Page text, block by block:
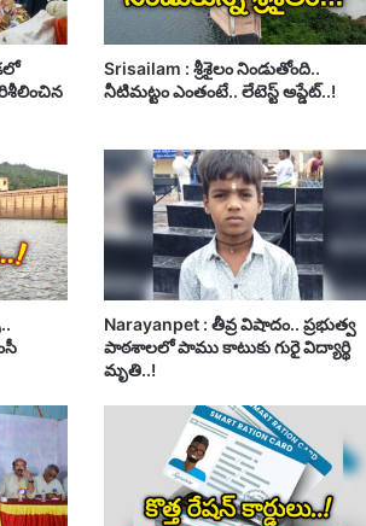
Srisailam : శ్రీశైలం నిండుతోంది..
నీటిమట్టం ఎంతంటే.. లేటెస్ట్ అప్డేట్..!
Narayanpet : తీవ్ర విషాదం.. ప్రభుత్వ
పాఠశాలలో పాము కాటుకు గురై విద్యార్థి
మృతి..!